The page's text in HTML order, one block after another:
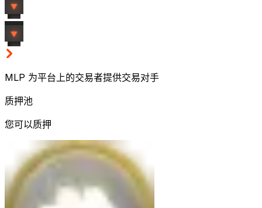
MLP 为平台上的交易者提供交易对手
质押池
您可以质押